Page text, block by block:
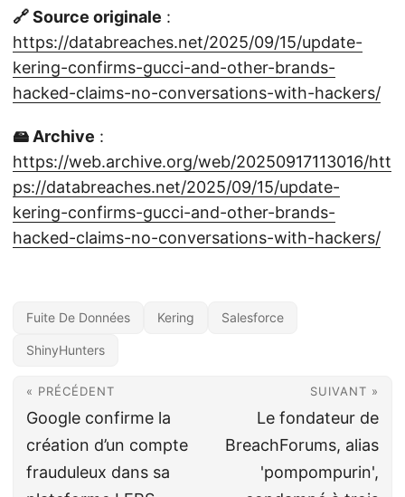
🔗 Source originale :
https://databreaches.net/2025/09/15/update-
kering-confirms-gucci-and-other-brands-
hacked-claims-no-conversations-with-hackers/
🖴 Archive :
https://web.archive.org/web/20250917113016/htt
ps://databreaches.net/2025/09/15/update-
kering-confirms-gucci-and-other-brands-
hacked-claims-no-conversations-with-hackers/
Fuite De Données Kering Salesforce
ShinyHunters
« PRÉCÉDENT
Google confirme la
création d’un compte
frauduleux dans sa
SUIVANT »
Le fondateur de
BreachForums, alias
'pompompurin',